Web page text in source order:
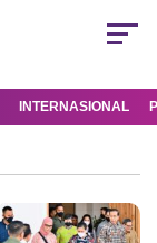
INTERNASIONAL